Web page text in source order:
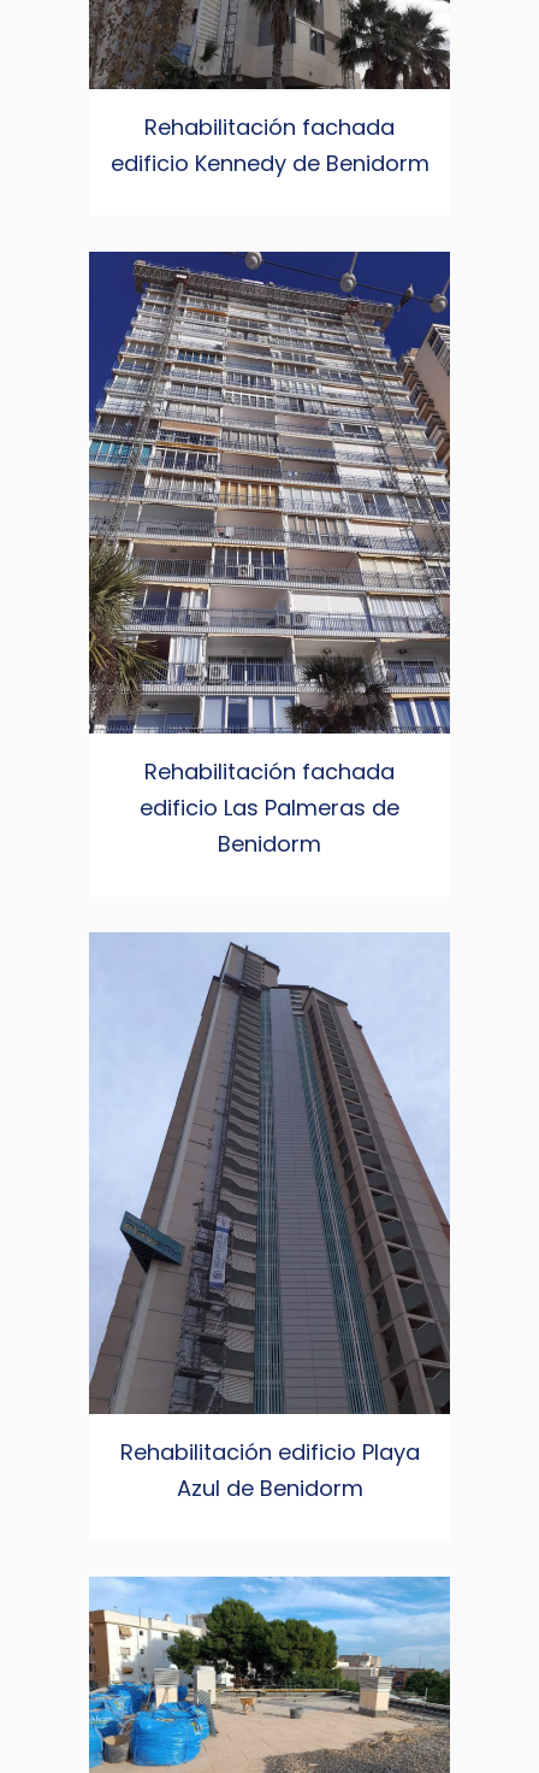
Rehabilitación fachada
edificio Kennedy de Benidorm
Rehabilitación fachada
edificio Las Palmeras de
Benidorm
Rehabilitación edificio Playa
Azul de Benidorm